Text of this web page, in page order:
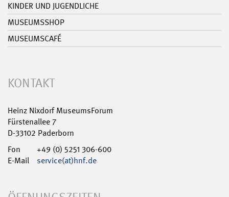
KINDER UND JUGENDLICHE
MUSEUMSSHOP
MUSEUMSCAFÉ
KONTAKT
Heinz Nixdorf MuseumsForum
Fürstenallee 7
D-33102 Paderborn
Fon
+49 (0) 5251 306-600
E-Mail
service(at)hnf.de